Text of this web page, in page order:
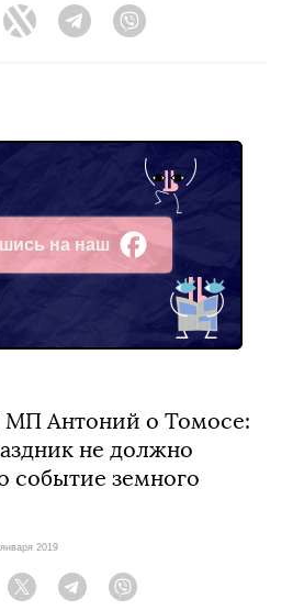
Twitter Telegram
на наш
Антоний о Томосе:
не должно
событие земного
2019
Twitter Telegram